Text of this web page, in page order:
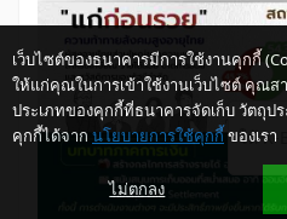
เว็บไซต์ของธนาคารมีการใช้งานคุกกี้
ให้แก่คุณในการเข้าใช้งานเว็บไซต์ คุณส
ประเภทของคุกกี้ที่ธนาคารจัดเก็บ วัตถุป
คุกกี้ได้จาก นโยบายการใช้คุกกี้ของเรา
ไม่ตกลง
ให้ K-